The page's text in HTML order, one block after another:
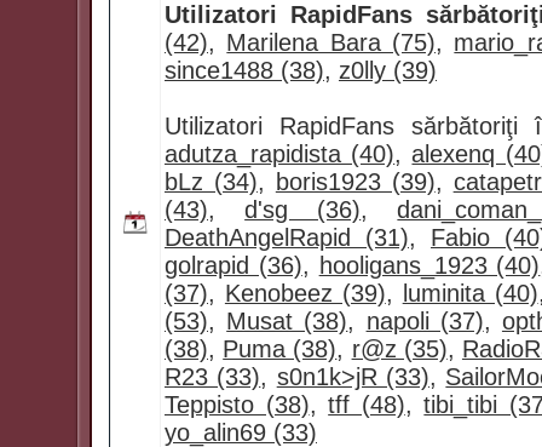
Utilizatori RapidFans
(42), Marilena Bara (75),
since1488 (38), z0lly (39)
Utilizatori RapidFans
adutza_rapidista (40),alexenq
bLz (34), boris1923 (39),
(43),d'sg (36),
DeathAngelRapid (31), Fabio
golrapid (36), hooligans_1923 (40)
(37), Kenobeez (39), luminita (40)
(53), Musat (38), napoli (37),
(38), Puma (38), r@z (35),
R23 (33), s0n1k>jR (33),
Teppisto (38),tff (48),tibi_tibi
yo_alin69 (33)